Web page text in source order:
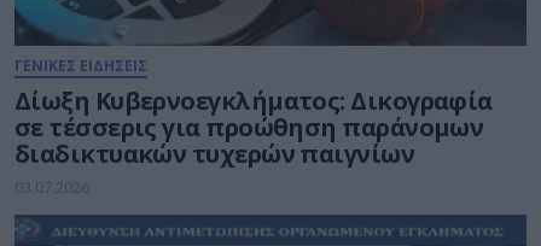
ΓΕΝΙΚΕΣ ΕΙΔΗΣΕΙΣ
Δίωξη Κυβερνοεγκλήματος: Δικογραφία
σε τέσσερις για προώθηση παράνομων
διαδικτυακών τυχερών παιγνίων
03.07.2026